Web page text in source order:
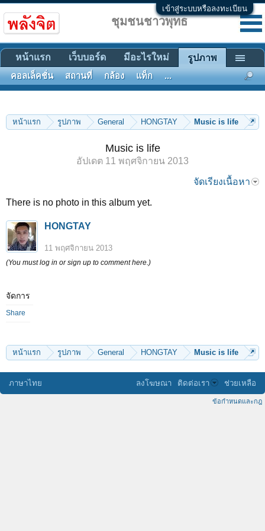
เข้าสู่ระบบหรือลงทะเบียน
หน้าแรก รูปภาพ General HONGTAY Music is life
Music is life
อัปเดต 11 พฤศจิกายน 2013
จัดเรียงเนื้อหา
There is no photo in this album yet.
HONGTAY
11 พฤศจิกายน 2013
(You must log in or sign up to comment here.)
จัดการ
Share
หน้าแรก รูปภาพ General HONGTAY Music is life
ชุมชนชาวพุทธ
หน้าแรก เว็บบอร์ด มีอะไรใหม่ รูปภาพ
คอลเล็คชั่น สถานที่ กล้อง แท็ก ...
ภาษาไทย ลงโฆษณา ติดต่อเรา ช่วยเหลือ
ข้อกำหนดและกฎ